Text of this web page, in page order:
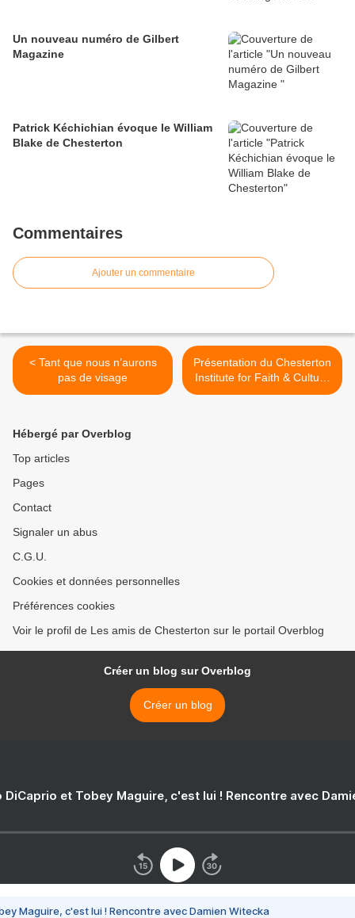
Un nouveau numéro de Gilbert
Magazine
Patrick Kéchichian évoque le William
Blake de Chesterton
Commentaires
Ajouter un commentaire
< Tant que nous n’aurons
pas de visage
Présentation du Chesterton
Institute for Faith & Culture
>
Hébergé par Overblog
Top articles
Pages
Contact
Signaler un abus
C.G.U.
Cookies et données personnelles
Préférences cookies
Voir le profil de Les amis de Chesterton sur le portail Overblog
Créer un blog sur Overblog
Créer un blog
DiCaprio et Tobey Maguire, c'est lui ! Rencontre avec
Maguire, c'est lui ! Rencontre avec Damien Witecka